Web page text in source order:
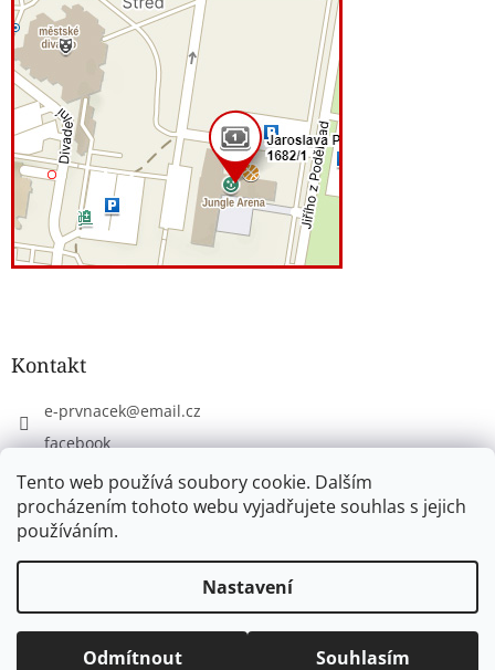
Tento web používá soubory cookie. Dalším
procházením tohoto webu vyjadřujete souhlas s jejich
používáním.
Nastavení
Odmítnout Souhlasím
Kontakt
e-prvnacek@email.cz
facebook
eprvnacek
www.e-prvnacek.cz